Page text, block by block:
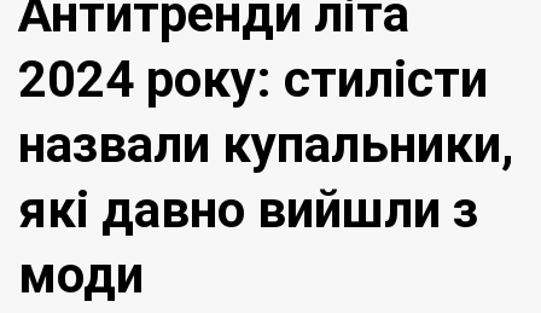
Антитренди літа
2024 року: стилісти
назвали купальники,
які давно вийшли з
моди